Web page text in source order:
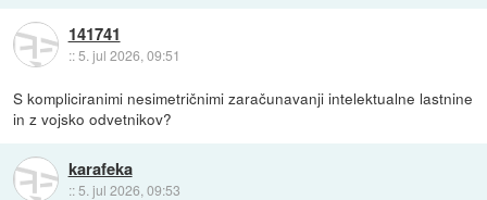
141741
::5. jul 2026, 09:51
S kompliciranimi nesimetričnimi zaračunavanji intelektualne lastnine
in z vojsko odvetnikov?
karafeka
:: 5. jul 2026, 09:53